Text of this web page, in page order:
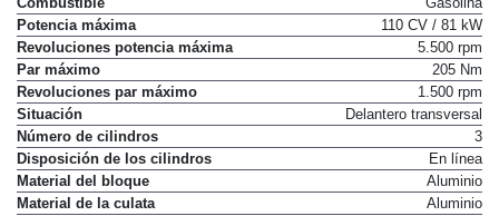
Potencia máxima
110 CV / 81 kW
Revoluciones potencia máxima
5.500 rpm
Par máximo
205 Nm
Revoluciones par máximo
1.500 rpm
Situación
Delantero transversal
Número de cilindros
3
Disposición de los cilindros
En línea
Material del bloque
Aluminio
Material de la culata
Aluminio